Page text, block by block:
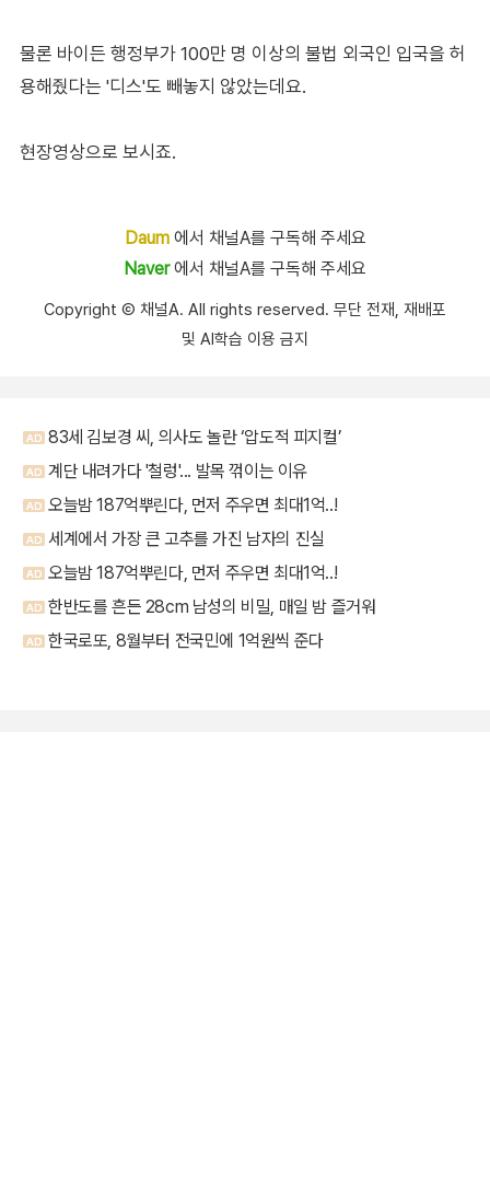
물론 바이든 행정부가 100만 명 이상의 불법 외국인 입국을 허
용해줬다는 '디스'도 빼놓지 않았는데요.
현장영상으로 보시죠.
Daum에서 채널A를 구독해 주세요
Naver에서 채널A를 구독해 주세요
Copyright Ⓒ 채널A. All rights reserved. 무단 전재, 재배포
및 AI학습 이용 금지